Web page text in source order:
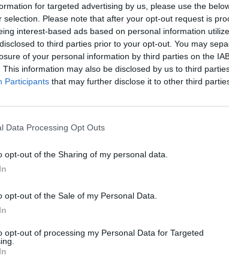
for targeted advertising by us, please use the
selection. Please note that after your opt-out request is
interest-based ads based on personal information
to third parties prior to your opt-out. You may
of your personal information by third parties on the
This information may also be disclosed by us to third
Participants that may further disclose it to other third
Data Processing Opt Outs
opt-out of the Sharing of my personal data.
opt-out of the Sale of my Personal Data.
opt-out of processing my Personal Data for Targeted
άρθρα
από
αντιδραστήρα